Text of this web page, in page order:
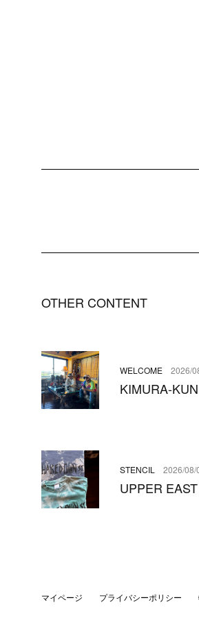
OTHER CONTENT
WELCOME 2026/
KIMURA-
STENCIL 2026/08/
UPPER
マイページ プライバシーポリシー